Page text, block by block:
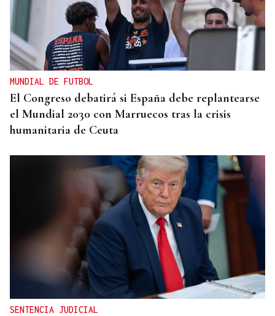
MUNDIAL DE FUTBOL
El Congreso debatirá si España debe replantearse
el Mundial 2030 con Marruecos tras la crisis
humanitaria de Ceuta
SENTENCIA JUDICIAL